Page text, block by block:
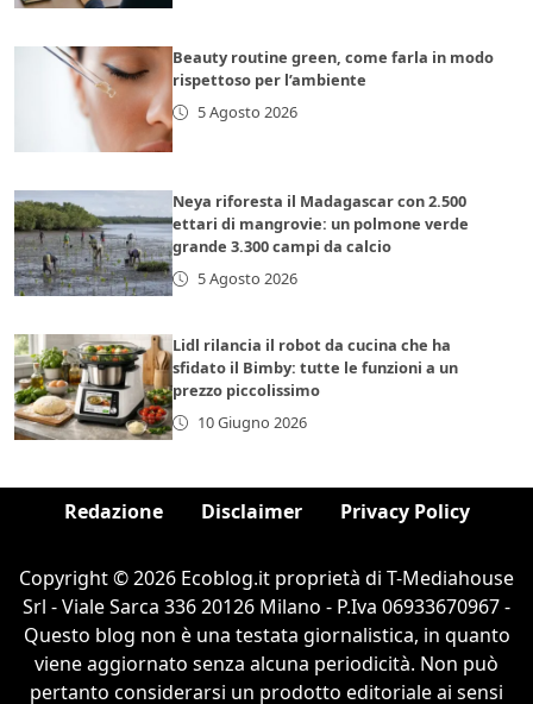
Beauty routine green, come farla in modo
rispettoso per l’ambiente
5 Agosto 2026
Neya riforesta il Madagascar con 2.500
ettari di mangrovie: un polmone verde
grande 3.300 campi da calcio
5 Agosto 2026
Lidl rilancia il robot da cucina che ha
sfidato il Bimby: tutte le funzioni a un
prezzo piccolissimo
10 Giugno 2026
Redazione Disclaimer Privacy Policy
Copyright © 2026 Ecoblog.it proprietà di T-Mediahouse
Srl - Viale Sarca 336 20126 Milano - P.Iva 06933670967 -
Questo blog non è una testata giornalistica, in quanto
viene aggiornato senza alcuna periodicità. Non può
pertanto considerarsi un prodotto editoriale ai sensi